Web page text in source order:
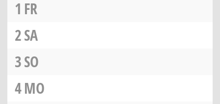
1 FR
2SA
3SO
4MO